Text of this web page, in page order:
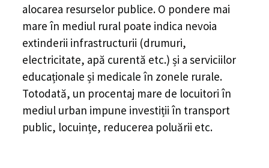
alocarea resurselor publice. O pondere mai
mare în mediul rural poate indica nevoia
extinderii infrastructurii (drumuri,
electricitate, apă curentă etc.) și a serviciilor
educaționale și medicale în zonele rurale.
Totodată, un procentaj mare de locuitori în
mediul urban impune investiții în transport
public, locuințe, reducerea poluării etc.